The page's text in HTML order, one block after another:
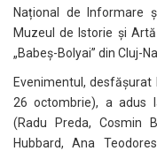
Național de Informare
Muzeul de Istorie și
„Babeș-Bolyai” din Cluj-
Evenimentul,
26 octombrie), a adus
(Radu Preda, Cosmin
Hubbard, Ana